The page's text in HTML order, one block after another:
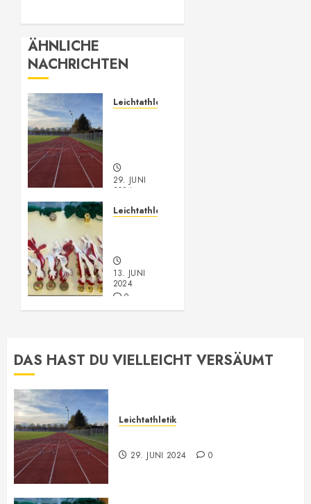
ÄHNLICHE
NACHRICHTEN
Leichtathletik
29. JUNI
2024
Leichtathletik
13. JUNI
2024
0
DAS HAST DU VIELLEICHT VERSÄUMT
Leichtathletik
29. JUNI 2024 0